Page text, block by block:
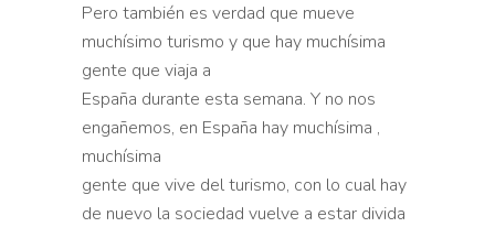
Pero también es verdad que mueve
muchísimo turismo y que hay muchísima
gente que viaja a
España durante esta semana. Y no nos
engañemos, en España hay muchísima ,
muchísima
gente que vive del turismo, con lo cual hay
de nuevo la sociedad vuelve a estar divida